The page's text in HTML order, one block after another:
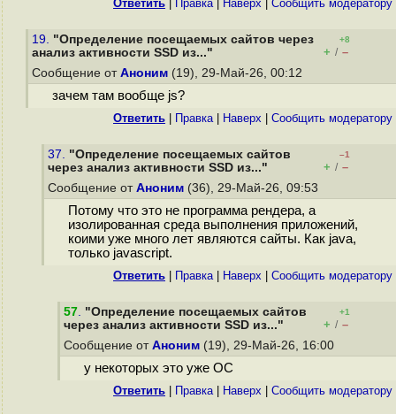
Ответить Правка| Наверх Cообщить модератору
19. "Определение посещаемых сайтов через
анализ активности SSD из..."
+8
+ / –
Сообщение от Аноним (19), 29-Май-26, 00:12
зачем там вообще js?
Ответить Правка| Наверх Cообщить модератору
37. "Определение посещаемых сайтов
через анализ активности SSD из..."
–1
+ / –
Сообщение от Аноним (36), 29-Май-26, 09:53
Потому что это не программа рендера, а
изолированная среда выполнения приложений,
коими уже много лет являются сайты. Как java,
только javascript.
Ответить Правка| Наверх Cообщить модератору
57. "Определение посещаемых сайтов
через анализ активности SSD из..."
+1
+ / –
Сообщение от Аноним (19), 29-Май-26, 16:00
у некоторых это уже ОС
Ответить Правка| Наверх Cообщить модератору